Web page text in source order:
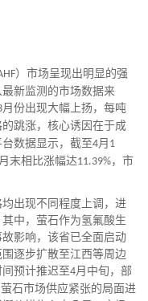
）市场呈现出明显的强
新监测的市场数据来
月份出现大幅上扬，每吨
跳涨，核心诱因在于成
数据显示，截至4月 1
月末相比涨幅达11.39%，市
出现不同程度上调，进
中，萤石作为氢氟酸生
影响，该省已全面启动
逐步扩散至江西等周边
预计推迟至4月中旬，部
石市场供应紧张的局面进